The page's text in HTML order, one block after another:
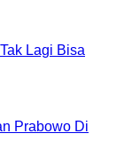
Lagi Bisa
Prabowo Di